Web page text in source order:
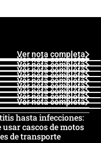
Ver nota completa
Ver nota completa
Ver nota completa
Ver nota completa
Ver nota completa
Ver nota completa
Ver nota completa
Ver nota completa
Ver nota completa
Ver nota completa
hasta infecciones:
usar cascos de motos
de transporte